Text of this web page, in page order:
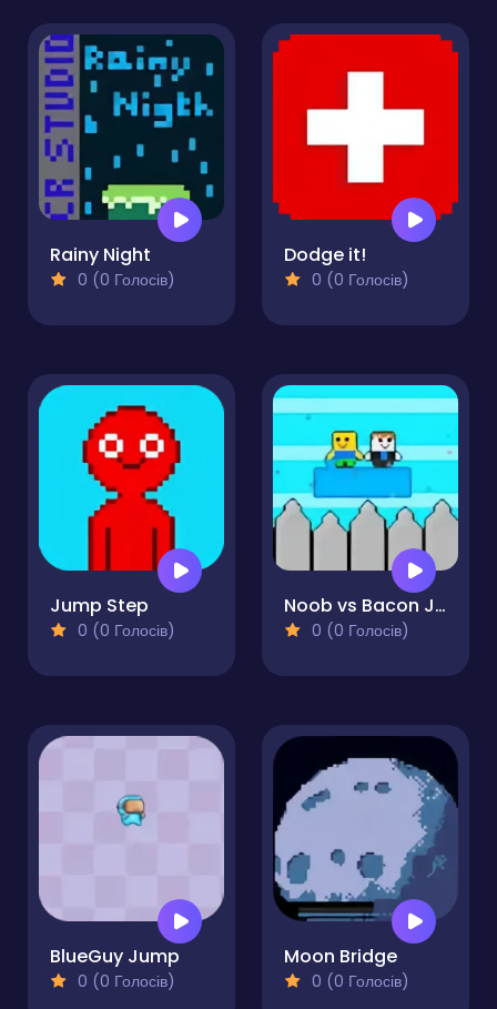
Rainy Night
0 (0 Голосів)
Dodge it!
0 (0 Голосів)
Jump Step
0 (0 Голосів)
Noob vs Bacon Jumping
0 (0 Голосів)
BlueGuy Jump
0 (0 Голосів)
Moon Bridge
0 (0 Голосів)